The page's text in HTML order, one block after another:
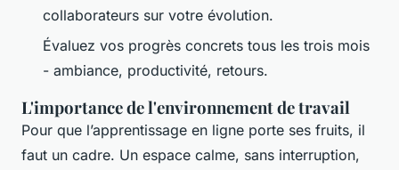
collaborateurs sur votre évolution.
Évaluez vos progrès concrets tous les trois mois
- ambiance, productivité, retours.
L'importance de l'environnement de travail
Pour que l’apprentissage en ligne porte ses fruits, il
faut un cadre. Un espace calme, sans interruption,